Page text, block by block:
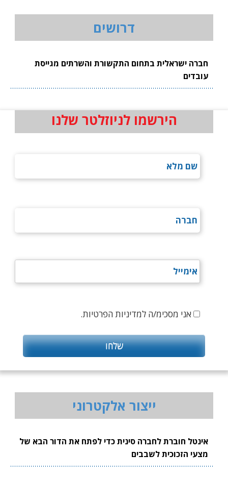
דרושים
חברה ישראלית בתחום התקשורת והשרתים מגייסת
עובדים
הירשמו לניוזלטר שלנו
אני מסכימ/ה למדיניות הפרטיות.
ייצור אלקטרוני
אינטל חוברת לחברה סינית כדי לפתח את הדור הבא של
מצעי הזכוכית לשבבים